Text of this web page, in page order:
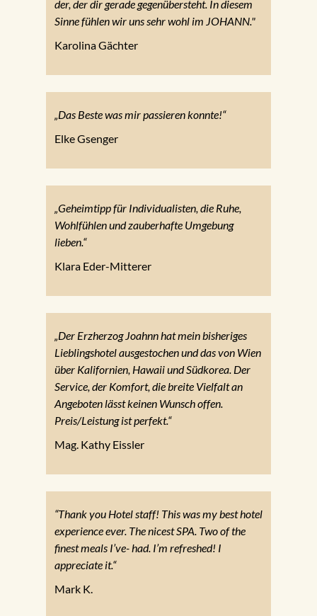
der, der dir gerade gegenübersteht. In diesem
Sinne fühlen wir uns sehr wohl im JOHANN."
Karolina Gächter
„Das Beste was mir passieren konnte!“
Elke Gsenger
„Geheimtipp für Individualisten, die Ruhe,
Wohlfühlen und zauberhafte Umgebung
lieben.“
Klara Eder-Mitterer
„Der Erzherzog Joahnn hat mein bisheriges
Lieblingshotel ausgestochen und das von Wien
über Kalifornien, Hawaii und Südkorea. Der
Service, der Komfort, die breite Vielfalt an
Angeboten lässt keinen Wunsch offen.
Preis/Leistung ist perfekt.“
Mag. Kathy Eissler
“Thank you Hotel staff! This was my best hotel
experience ever. The nicest SPA. Two of the
finest meals I’ve- had. I’m refreshed! I
appreciate it.“
Mark K.